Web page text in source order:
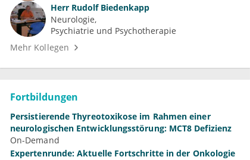
Herr Rudolf Biedenkapp
Neurologie
Psychiatrie und Psychotherapie
Mehr Kollegen
Fortbildungen
Persistierende Thyreotoxikose im Rahmen einer
neurologischen Entwicklungsstörung: MCT8 Defizienz
On-Demand
Expertenrunde: Aktuelle Fortschritte in der Onkologie